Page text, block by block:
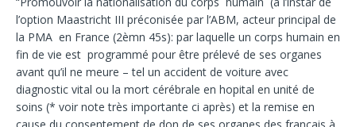
l’option Maastricht III préconisée par l’ABM, acteur principal de
la PMA en France (2èmn 45s): par laquelle un corps humain en
fin de vie est programmé pour être prélevé de ses organes
avant qu’il ne meure – tel un accident de voiture avec
diagnostic vital ou la mort cérébrale en hopital en unité de
soins (* voir note très importante ci après) et la remise en